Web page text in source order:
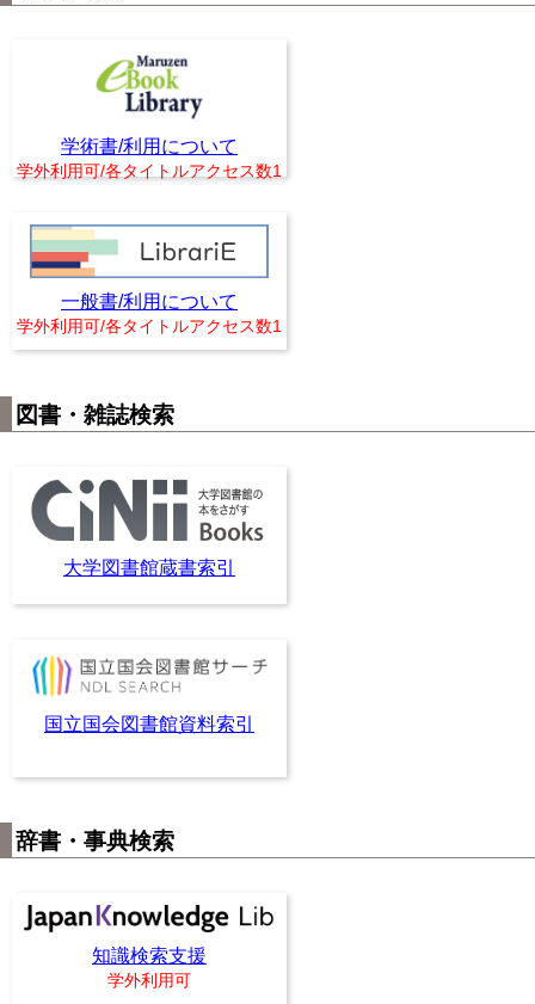
学術書/利用について
学外利用可/各タイトルアクセス数1
一般書/利用について
学外利用可/各タイトルアクセス数1
図書・雑誌検索
大学図書館蔵書索引
国立国会図書館資料索引
辞書・事典検索
知識検索支援
学外利用可